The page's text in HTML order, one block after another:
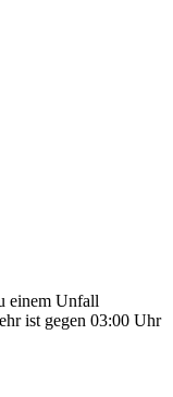
einem Unfall
ist gegen 03:00 Uhr